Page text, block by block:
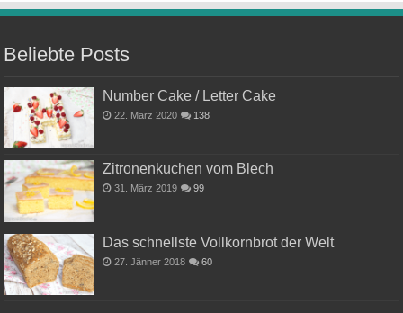
Beliebte Posts
Number Cake / Letter Cake
22. März 2020 138
Zitronenkuchen vom Blech
31. März 2019 99
Das schnellste Vollkornbrot der Welt
27. Jänner 2018 60